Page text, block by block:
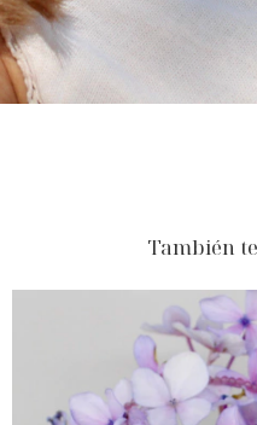
También